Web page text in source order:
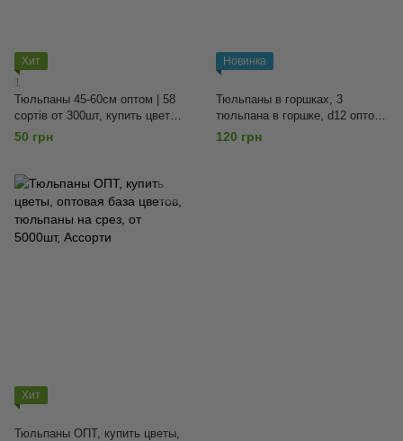
Хит
1
Тюльпаны 45-60см оптом | 58
сортів от 300шт, купить цветы,
оптовая база цветов, Ассорти
50 грн
Новинка
Тюльпаны в горшках, 3
тюльпана в горшке, d12 оптом,
от 50шт, цветы оптом, база
цветов, Ассорти
120 грн
Хит
Тюльпаны ОПТ, купить цветы,